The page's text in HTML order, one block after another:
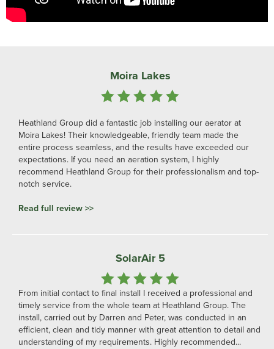
Moira Lakes
Heathland Group did a fantastic job installing our aerator at
Moira Lakes! Their knowledgeable, friendly team made the
entire process seamless, and the results have exceeded our
expectations. If you need an aeration system, I highly
recommend Heathland Group for their professionalism and top-
notch service.
Read full review >>
SolarAir 5
From initial contact to final install I received a professional and
timely service from the whole team at Heathland Group. The
install, carried out by Darren and Peter, was conducted in an
efficient, clean and tidy manner with great attention to detail and
understanding of my requirements. Highly recommended...